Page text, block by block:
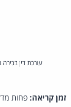
עורכת דין בכירה
זמן קריאה: פחות